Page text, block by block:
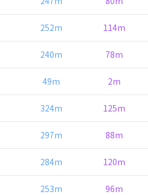
252m 114m
240m 78m
49m 2m
324m 125m
297m 88m
284m 120m
253m 96m